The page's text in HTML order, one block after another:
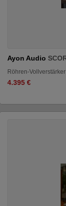
Ayon Audio
Röhren-Vollverstärker
4.395 €